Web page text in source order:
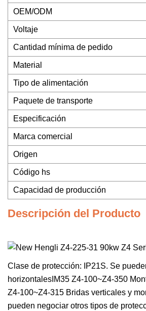
OEM/ODM
Voltaje
Cantidad mínima de pedido
Material
Tipo de alimentación
Paquete de transporte
Especificación
Marca comercial
Origen
Código hs
Capacidad de producción
Descripción del Producto
Clase de protección: IP21S. Se
horizontalesIM35 Z4-100~Z4-350
Z4-100~Z4-315 Bridas verticales y
pueden negociar otros tipos de